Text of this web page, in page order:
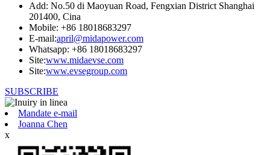
Add: No.50 di Maoyuan Road, Fengxian District Shanghai
201400, Cina
Mobile: +86 18018683297
E-mail:april@midapower.com
Whatsapp: +86 18018683297
Site:www.midaevse.com
Site:www.evsegroup.com
SUBSCRIBE
Mandate e-mail
Joanna Chen
x